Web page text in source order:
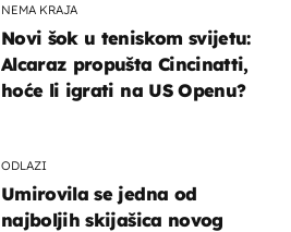
NEMA KRAJA
Novi šok u teniskom svijetu:
Alcaraz propušta Cincinatti,
hoće li igrati na US Openu?
ODLAZI
Umirovila se jedna od
najboljih skijašica novog